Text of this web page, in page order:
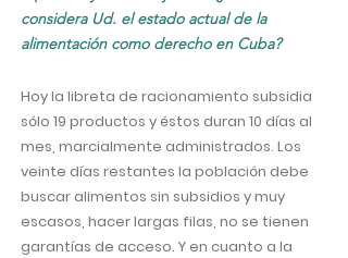
considera Ud. el estado actual de la
alimentación como derecho en Cuba?
Hoy la libreta de racionamiento subsidia
sólo 19 productos y éstos duran 10 días al
mes, marcialmente administrados. Los
veinte días restantes la población debe
buscar alimentos sin subsidios y muy
escasos, hacer largas filas, no se tienen
garantías de acceso. Y en cuanto a la